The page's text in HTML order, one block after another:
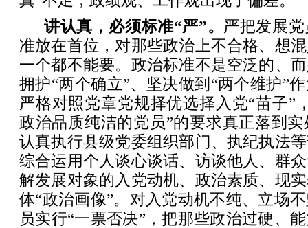
讲认真，必须标准“严”。 严把发展
准放在首位，对那些政治上不合格、想
一个都不能要。政治标准不是空泛的、
拥护“两个确立”、坚决做到“两个维护”
严格对照党章党规择优选择入党“苗子”
政治品质纯洁的党员”的要求真正落到
认真执行县级党委组织部门、执纪执法
综合运用个人谈心谈话、访谈他人、群
解发展对象的入党动机、政治素质、现
体“政治画像”。对入党动机不纯、立场
员实行“一票否决”，把那些政治过硬、